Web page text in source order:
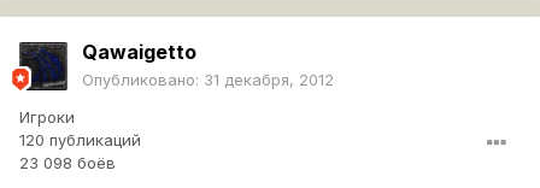
Qawaigetto
Опубликовано: 31 декабря, 2012
Игроки
120 публикаций
23 098 боёв